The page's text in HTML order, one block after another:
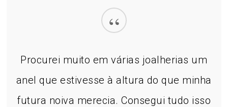
“
Procurei muito em várias joalherias um
anel que estivesse à altura do que minha
futura noiva merecia. Consegui tudo isso